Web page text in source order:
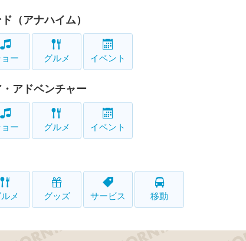
（アナハイム）
ー グルメ イベント
アドベンチャー
ー グルメ イベント
メ グッズ サービス 移動